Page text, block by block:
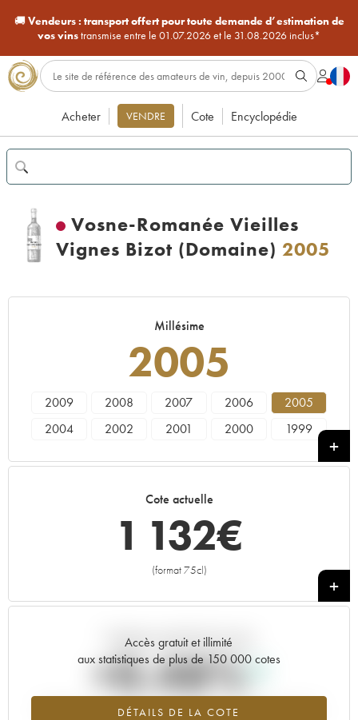
🚚Vendeurs : transport offert pour toute demande d’estimation de
vos vinstransmise entre le 01.07.2026 et le 31.08.2026 inclus*
Acheter VENDRE Cote Encyclopédie
Vosne-Romanée Vieilles
Vignes Bizot (Domaine) 2005
Millésime
2005
2009 2008 2007 2006
2005
2004
2002 2001 2000
1999
Cote actuelle
1 132€
(format 75cl)
+
Accès gratuit et illimité
aux statistiques de plus de 150 000 cotes
DÉTAILS DE LA COTE
Tendance actuelle de la cote
+0.48%
Tendance à la hausse du millésime 2005 en 2026 par rapport à